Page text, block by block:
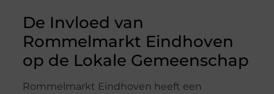
De Invloed van
Rommelmarkt Eindhoven
op de Lokale Gemeenschap
Rommelmarkt Eindhoven heeft een